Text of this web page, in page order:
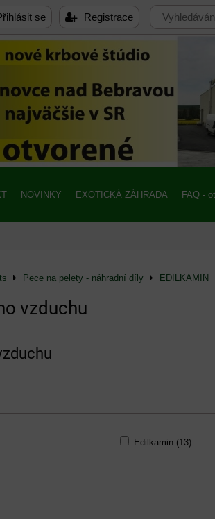
se Registrace
NOVINKY EXOTICKÁ ZÁHRADA FAQ -
Pece na pelety - náhradní díly EDILKAMIN
vzduchu
Edilkamin (13)